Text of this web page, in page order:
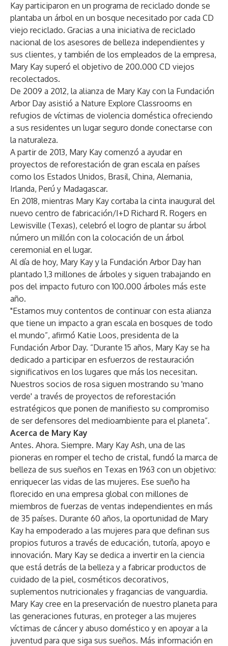
Kay participaron en un programa de reciclado donde se
plantaba un árbol en un bosque necesitado por cada CD
viejo reciclado. Gracias a una iniciativa de reciclado
nacional de los asesores de belleza independientes y
sus clientes, y también de los empleados de la empresa,
Mary Kay superó el objetivo de 200.000 CD viejos
recolectados.
De 2009 a 2012, la alianza de Mary Kay con la Fundación
Arbor Day asistió a Nature Explore Classrooms en
refugios de víctimas de violencia doméstica ofreciendo
a sus residentes un lugar seguro donde conectarse con
la naturaleza.
A partir de 2013, Mary Kay comenzó a ayudar en
proyectos de reforestación de gran escala en países
como los Estados Unidos, Brasil, China, Alemania,
Irlanda, Perú y Madagascar.
En 2018, mientras Mary Kay cortaba la cinta inaugural del
nuevo centro de fabricación/I+D Richard R. Rogers en
Lewisville (Texas), celebró el logro de plantar su árbol
número un millón con la colocación de un árbol
ceremonial en el lugar.
Al día de hoy, Mary Kay y la Fundación Arbor Day han
plantado 1,3 millones de árboles y siguen trabajando en
pos del impacto futuro con 100.000 árboles más este
año.
"Estamos muy contentos de continuar con esta alianza
que tiene un impacto a gran escala en bosques de todo
el mundo”, afirmó Katie Loos, presidenta de la
Fundación Arbor Day. “Durante 15 años, Mary Kay se ha
dedicado a participar en esfuerzos de restauración
significativos en los lugares que más los necesitan.
Nuestros socios de rosa siguen mostrando su 'mano
verde' a través de proyectos de reforestación
estratégicos que ponen de manifiesto su compromiso
de ser defensores del medioambiente para el planeta”.
Acerca de Mary Kay
Antes. Ahora. Siempre. Mary Kay Ash, una de las
pioneras en romper el techo de cristal, fundó la marca de
belleza de sus sueños en Texas en 1963 con un objetivo:
enriquecer las vidas de las mujeres. Ese sueño ha
florecido en una empresa global con millones de
miembros de fuerzas de ventas independientes en más
de 35 países. Durante 60 años, la oportunidad de Mary
Kay ha empoderado a las mujeres para que definan sus
propios futuros a través de educación, tutoría, apoyo e
innovación. Mary Kay se dedica a invertir en la ciencia
que está detrás de la belleza y a fabricar productos de
cuidado de la piel, cosméticos decorativos,
suplementos nutricionales y fragancias de vanguardia.
Mary Kay cree en la preservación de nuestro planeta para
las generaciones futuras, en proteger a las mujeres
víctimas de cáncer y abuso doméstico y en apoyar a la
juventud para que siga sus sueños. Más información en